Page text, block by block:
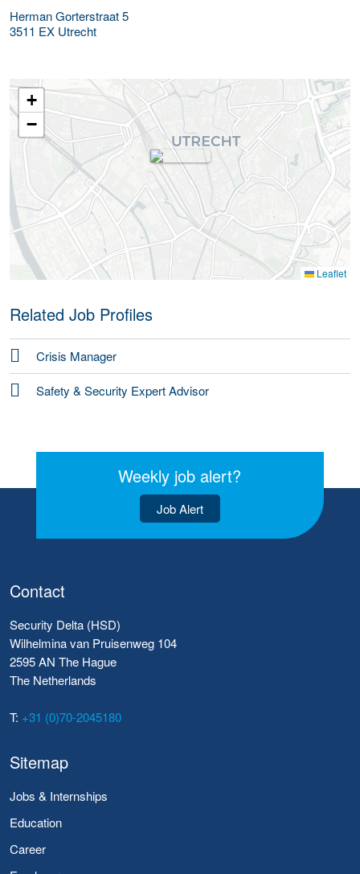
Herman Gorterstraat 5
3511 EX Utrecht
+
−
Leaflet
Related Job Profiles
Crisis Manager
Safety & Security Expert Advisor
Weekly job alert?
Job Alert
Contact
Security Delta (HSD)
Wilhelmina van Pruisenweg 104
2595 AN The Hague
The Netherlands
T: +31 (0)70-2045180
Sitemap
Jobs & Internships
Education
Career